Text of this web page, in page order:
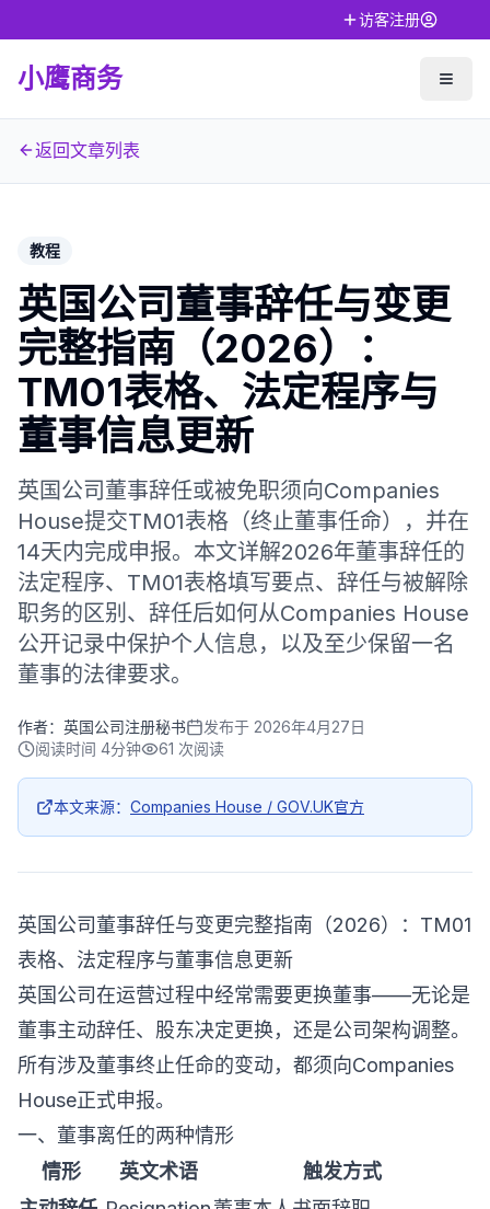
访客注册
小鹰商务
返回文章列表
教程
英国公司董事辞任与变更
完整指南（2026）：
TM01表格、法定程序与
董事信息更新
英国公司董事辞任或被免职须向Companies
House提交TM01表格（终止董事任命），并在
14天内完成申报。本文详解2026年董事辞任的
法定程序、TM01表格填写要点、辞任与被解除
职务的区别、辞任后如何从Companies House
公开记录中保护个人信息，以及至少保留一名
董事的法律要求。
作者： 英国公司注册秘书 发布于 2026年4月27日
阅读时间 4分钟 61 次阅读
本文来源： Companies House / GOV.UK官方
英国公司董事辞任与变更完整指南（2026）：TM01
表格、法定程序与董事信息更新
英国公司在运营过程中经常需要更换董事——无论是
董事主动辞任、股东决定更换，还是公司架构调整。
所有涉及董事终止任命的变动，都须向Companies
House正式申报。
一、董事离任的两种情形
情形
英文术语
触发方式